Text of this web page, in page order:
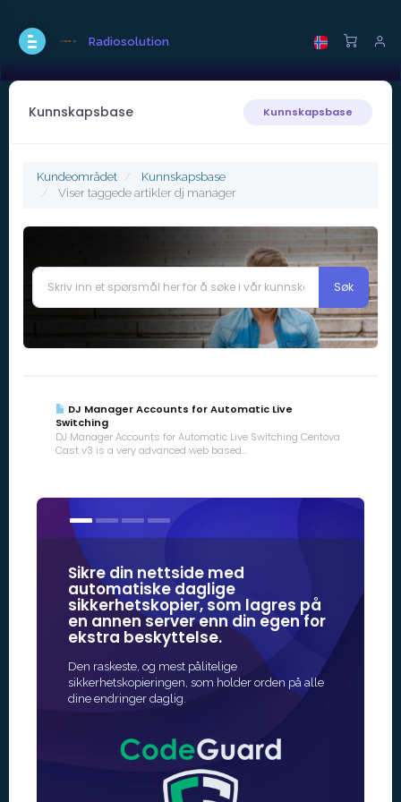
Radiosolution
Kunnskapsbase Kunnskapsbase
Kundeområdet
Kunnskapsbase
Viser taggede artikler dj manager
DJ Manager Accounts for Automatic Live
Switching
DJ Manager Accounts for Automatic Live Switching Centova
Cast v3 is a very advanced web based...
Sikre din nettside med
automatiske daglige
sikkerhetskopier, som lagres på
en annen server enn din egen for
ekstra beskyttelse.
Den raskeste, og mest pålitelige
sikkerhetskopieringen, som holder orden på alle
dine endringer daglig.
de
online
Den
beskyttelse